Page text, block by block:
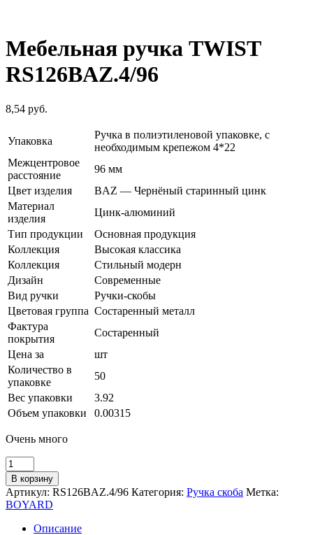
Мебельная ручка TWIST
RS126BAZ.4/96
8,54 руб.
Упаковка
Ручка в полиэтиленовой упаковке, с
необходимым крепежом 4*22
Межцентровое
расстояние
96 мм
Цвет изделия
BAZ — Чернёный старинный цинк
Материал
изделия
Цинк-алюминий
Тип продукции
Основная продукция
Коллекция
Высокая классика
Коллекция
Стильный модерн
Дизайн
Современные
Вид ручки
Ручки-скобы
Цветовая группа Состаренный металл
Фактура
покрытия
Состаренный
Цена за
шт
Количество в
упаковке
50
Вес упаковки
3.92
Объем упаковки
0.00315
Очень много
Количество
товара
Мебельная
ручка
TWIST
RS126BAZ.4/96
В корзину
Артикул: RS126BAZ.4/96 Категория: Ручка скоба Метка:
BOYARD
Описание